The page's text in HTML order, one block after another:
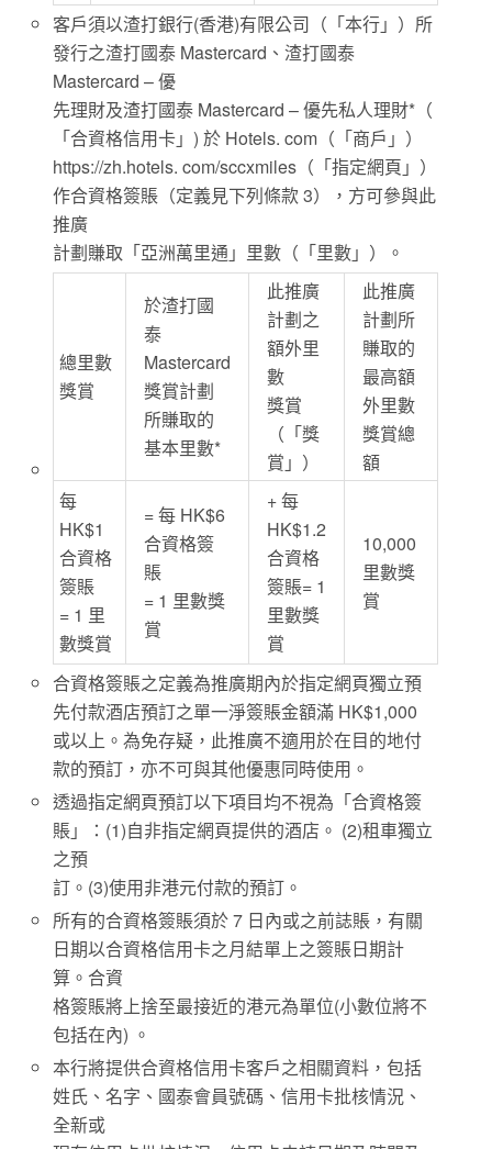
客戶須以渣打銀行(香港)有限公司（「本行」）所
發行之渣打國泰 Mastercard、渣打國泰
Mastercard – 優
先理財及渣打國泰 Mastercard – 優先私人理財*（
「合資格信用卡」) 於 Hotels. com（「商戶」）
https://zh.hotels. com/sccxmiles（「指定網頁」）
作合資格簽賬（定義見下列條款 3），方可參與此
推廣
計劃賺取「亞洲萬里通」里數（「里數」）。
總里數
獎賞
於渣打國
泰
Mastercard
獎賞計劃
所賺取的
基本里數*
此推廣
計劃之
額外里
數
獎賞
（「獎
賞」）
此推廣
計劃所
賺取的
最高額
外里數
獎賞總
額
每
HK$1
合資格
簽賬
= 1 里
數獎賞
= 每 HK$6
合資格簽
賬
= 1 里數獎
賞
+ 每
HK$1.2
合資格
簽賬= 1
里數獎
賞
10,000
里數獎
賞
合資格簽賬之定義為推廣期內於指定網頁獨立預
先付款酒店預訂之單一淨簽賬金額滿 HK$1,000
或以上。為免存疑，此推廣不適用於在目的地付
款的預訂，亦不可與其他優惠同時使用。
透過指定網頁預訂以下項目均不視為「合資格簽
賬」：(1)自非指定網頁提供的酒店。 (2)租車獨立
之預
訂。(3)使用非港元付款的預訂。
所有的合資格簽賬須於 7 日內或之前誌賬，有關
日期以合資格信用卡之月結單上之簽賬日期計
算。合資
格簽賬將上捨至最接近的港元為單位(小數位將不
包括在內) 。
本行將提供合資格信用卡客戶之相關資料，包括
姓氏、名字、國泰會員號碼、信用卡批核情況、
全新或